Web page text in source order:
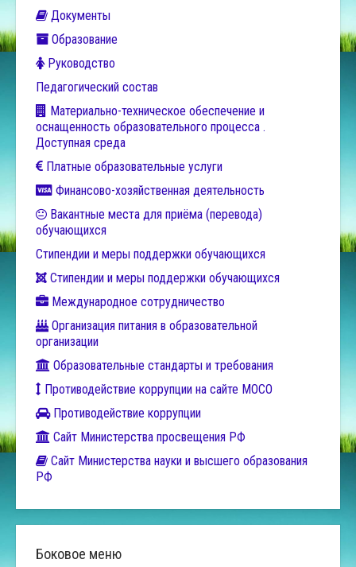
Документы
Образование
Руководство
Педагогический состав
Материально-техническое обеспечение и
оснащенность образовательного процесса .
Доступная среда
Платные образовательные услуги
Финансово-хозяйственная деятельность
Вакантные места для приёма (перевода)
обучающихся
Стипендии и меры поддержки обучающихся
Стипендии и меры поддержки обучающихся
Международное сотрудничество
Организация питания в образовательной
организации
Образовательные стандарты и требования
Противодействие коррупции на сайте МОСО
Противодействие коррупции
Сайт Министерства просвещения РФ
Сайт Министерства науки и высшего образования
РФ
Боковое меню